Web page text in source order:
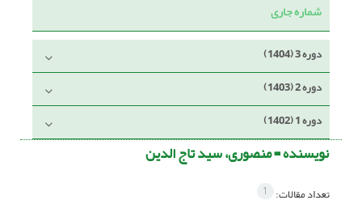
شماره جاری
دوره 3 (1404)
دوره 2 (1403)
دوره 1 (1402)
نویسنده =منصوری، سید تاج الدین
تعداد مقالات: 1